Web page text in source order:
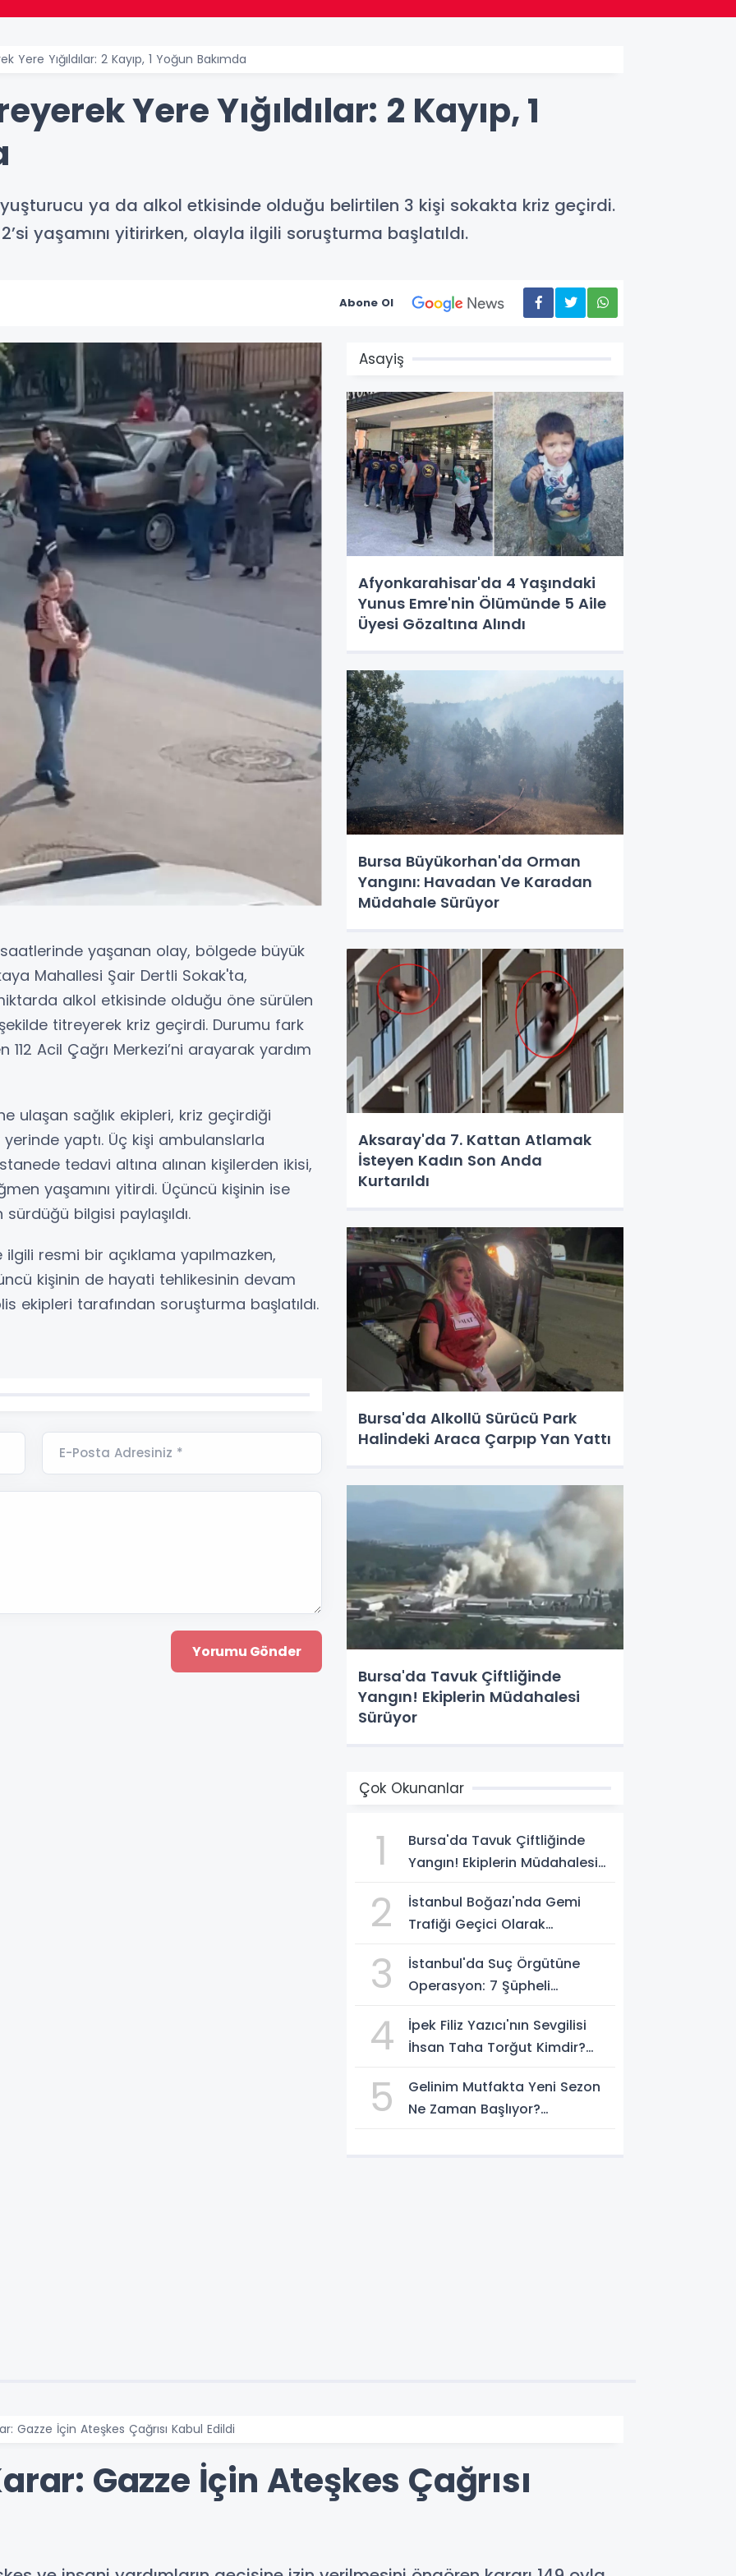
Yere Yığıldılar: 2 Kayıp, 1 Yoğun Bakımda
Yere Yığıldılar: 2 Kayıp, 1
ya da alkol etkisinde olduğu belirtilen 3 kişi sokakta kriz geçirdi.
yaşamını yitirirken, olayla ilgili soruşturma başlatıldı.
Abone Ol
yaşanan olay, bölgede büyük
Mahallesi Şair Dertli Sokak'ta,
alkol etkisinde olduğu öne sürülen
titreyerek kriz geçirdi. Durumu fark
Acil Çağrı Merkezi’ni arayarak yardım
ulaşan sağlık ekipleri, kriz geçirdiği
yaptı. Üç kişi ambulanslarla
tedavi altına alınan kişilerden ikisi,
yaşamını yitirdi. Üçüncü kişinin ise
bilgisi paylaşıldı.
ilgili resmi bir açıklama yapılmazken,
kişinin de hayati tehlikesinin devam
ekipleri tarafından soruşturma başlatıldı.
E-Posta Adresiniz *
Asayiş
Afyonkarahisar'da 4 Yaşındaki
Yunus Emre'nin Ölümünde 5 Aile
Üyesi Gözaltına Alındı
Bursa Büyükorhan'da Orman
Yangını: Havadan Ve Karadan
Müdahale Sürüyor
Aksaray'da 7. Kattan Atlamak
İsteyen Kadın Son Anda
Kurtarıldı
Bursa'da Alkollü Sürücü Park
Halindeki Araca Çarpıp Yan Yattı
Bursa'da Tavuk Çiftliğinde
Yangın! Ekiplerin Müdahalesi
Sürüyor
Çok Okunanlar
1
Bursa'da Tavuk Çiftliğinde
Yangın! Ekiplerin Müdahalesi
2
İstanbul Boğazı'nda Gemi
Trafiği Geçici Olarak
3
İstanbul'da Suç Örgütüne
Operasyon: 7 Şüpheli
4
İpek Filiz Yazıcı'nın Sevgilisi
İhsan Taha Torğut Kimdir?
Ediliyor
5
Gelinim Mutfakta Yeni Sezon
Ne Zaman Başlıyor?
Gazze İçin Ateşkes Çağrısı Kabul Edildi
Gazze İçin Ateşkes Çağrısı